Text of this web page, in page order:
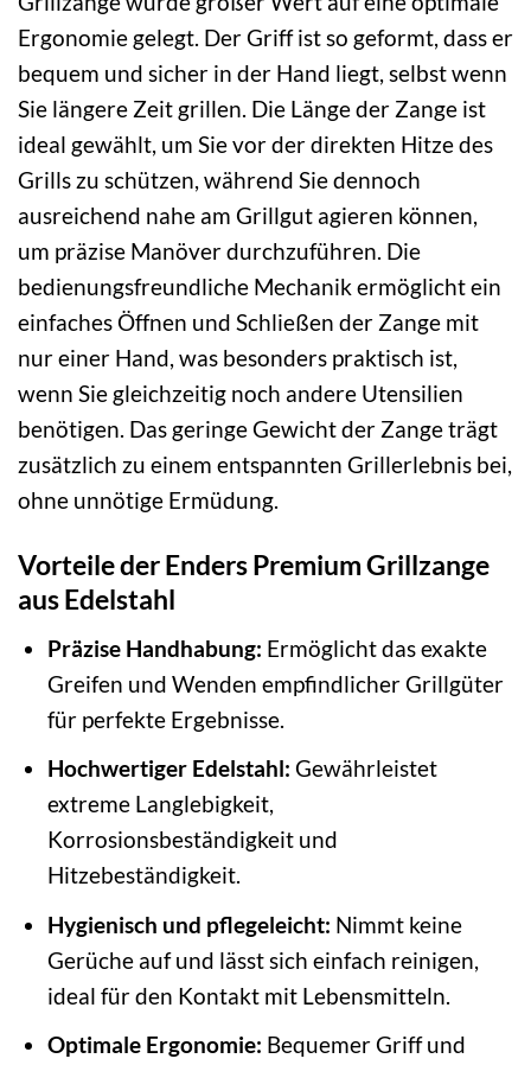
Ergonomie gelegt. Der Griff ist so geformt, dass er
bequem und sicher in der Hand liegt, selbst wenn
Sie längere Zeit grillen. Die Länge der Zange ist
ideal gewählt, um Sie vor der direkten Hitze des
Grills zu schützen, während Sie dennoch
ausreichend nahe am Grillgut agieren können,
um präzise Manöver durchzuführen. Die
bedienungsfreundliche Mechanik ermöglicht ein
einfaches Öffnen und Schließen der Zange mit
nur einer Hand, was besonders praktisch ist,
wenn Sie gleichzeitig noch andere Utensilien
benötigen. Das geringe Gewicht der Zange trägt
zusätzlich zu einem entspannten Grillerlebnis bei,
ohne unnötige Ermüdung.
Vorteile der Enders Premium Grillzange
aus Edelstahl
Präzise Handhabung: Ermöglicht das exakte
Greifen und Wenden empfindlicher Grillgüter
für perfekte Ergebnisse.
Hochwertiger Edelstahl: Gewährleistet
extreme Langlebigkeit,
Korrosionsbeständigkeit und
Hitzebeständigkeit.
Hygienisch und pflegeleicht: Nimmt keine
Gerüche auf und lässt sich einfach reinigen,
ideal für den Kontakt mit Lebensmitteln.
Optimale Ergonomie: Bequemer Griff und